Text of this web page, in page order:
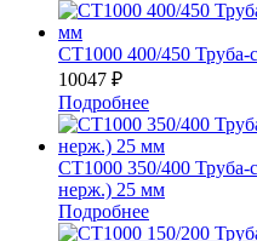
СТ1000 400/450
10047 ₽
Подробнее
СТ1000 350/400
нерж.) 25 мм
Подробнее